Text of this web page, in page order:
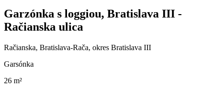
Garzónka s loggiou, Bratislava III -
Račianska ulica
Račianska, Bratislava-Rača, okres Bratislava III
Garsónka
26 m²